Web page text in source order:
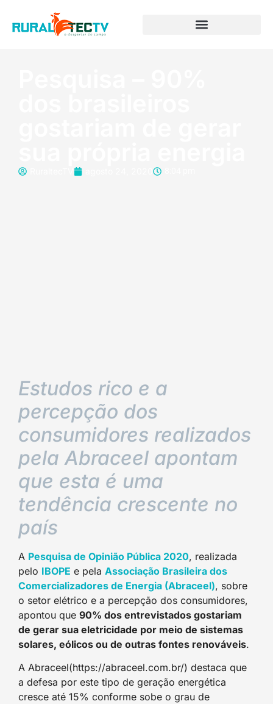
Estudos rico e a
percepção dos
consumidores realizados
pela Abraceel apontam
que esta é uma
tendência crescente no
país
A Pesquisa de Opinião Pública 2020, realizada
pelo IBOPE e pela Associação Brasileira dos
Comercializadores de Energia (Abraceel), sobre
o setor elétrico e a percepção dos consumidores,
apontou que 90% dos entrevistados gostariam
de gerar sua eletricidade por meio de sistemas
solares, eólicos ou de outras fontes renováveis.
A Abraceel(https://abraceel.com.br/) destaca que
a defesa por este tipo de geração energética
cresce até 15% conforme sobe o grau de